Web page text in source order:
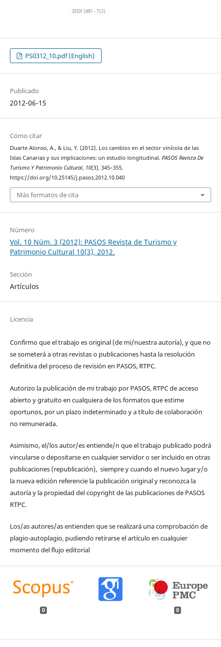
PS0312_10.pdf (English)
Publicado
2012-06-15
Cómo citar
Duarte Alonso, A., & Liu, Y. (2012). Los cambios en el sector vinícola de las
Islas Canarias y sus implicaciones: un estudio longitudinal. PASOS Revista De
Turismo Y Patrimonio Cultural, 10(3), 345–355.
https://doi.org/10.25145/j.pasos.2012.10.040
Más formatos de cita
Número
Vol. 10 Núm. 3 (2012): PASOS Revista de Turismo y
Patrimonio Cultural 10(3), 2012.
Sección
Artículos
Licencia
Confirmo que el trabajo es original (de mi/nuestra autoría), y que no
se someterá a otras revistas o publicaciones hasta la resolución
definitiva del proceso de revisión en PASOS, RTPC.
Autorizo la publicación de mi trabajo por PASOS, RTPC de acceso
abierto y gratuito en cualquiera de los formatos que estime
oportunos, por un plazo indeterminado y a título de colaboración
no remunerada.
Asimismo, el/los autor/es entiende/n que el trabajo publicado podrá
vincularse o depositarse en cualquier servidor o ser incluido en otras
publicaciones (republicación), siempre y cuando el nuevo lugar y/o
la nueva edición referencie la publicación original y reconozca la
autoría y la propiedad del copyright de las publicaciones de PASOS
RTPC.
Los/as autores/as entienden que se realizará una comprobación de
plagio-autoplagio, pudiendo retirarse el artículo en cualquier
momento del flujo editorial
0 0